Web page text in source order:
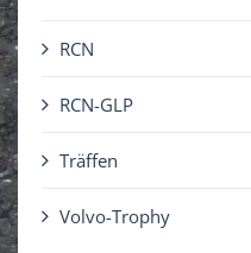
RCN
RCN-GLP
Träffen
Volvo-Trophy